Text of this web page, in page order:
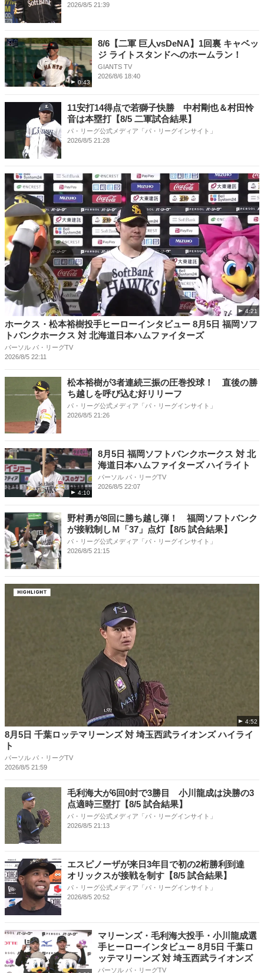
2026/8/5 21:39
0:43
8/6【二軍 巨人vsDeNA】1回裏 キャベッ
ジ ライトスタンドへのホームラン！
GIANTS TV
2026/8/6 18:40
11安打14得点で若獅子快勝 中村剛也＆村田怜
音は本塁打【8/5 二軍試合結果】
パ・リーグ公式メディア「パ・リーグインサイト」
2026/8/5 21:28
4:21
ホークス・松本裕樹投手ヒーローインタビュー 8月5日 福岡ソフ
トバンクホークス 対 北海道日本ハムファイターズ
パーソル パ・リーグTV
2026/8/5 22:11
松本裕樹が3者連続三振の圧巻投球！ 直後の勝
ち越しを呼び込む好リリーフ
パ・リーグ公式メディア「パ・リーグインサイト」
2026/8/5 21:26
4:10
8月5日 福岡ソフトバンクホークス 対 北
海道日本ハムファイターズ ハイライト
パーソル パ・リーグTV
2026/8/5 22:07
野村勇が8回に勝ち越し弾！ 福岡ソフトバンク
が接戦制しＭ「37」点灯【8/5 試合結果】
パ・リーグ公式メディア「パ・リーグインサイト」
2026/8/5 21:15
4:52
8月5日 千葉ロッテマリーンズ 対 埼玉西武ライオンズ ハイライ
ト
パーソル パ・リーグTV
2026/8/5 21:59
毛利海大が6回0封で3勝目 小川龍成は決勝の3
点適時三塁打【8/5 試合結果】
パ・リーグ公式メディア「パ・リーグインサイト」
2026/8/5 21:13
エスピノーザが来日3年目で初の2桁勝利到達
オリックスが接戦を制す【8/5 試合結果】
パ・リーグ公式メディア「パ・リーグインサイト」
2026/8/5 20:52
マリーンズ・毛利海大投手・小川龍成選
手ヒーローインタビュー 8月5日 千葉ロ
ッテマリーンズ 対 埼玉西武ライオンズ
パーソル パ・リーグTV